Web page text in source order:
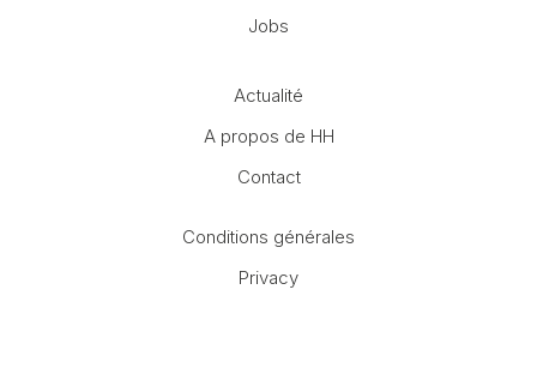
Jobs
Actualité
A propos de HH
Contact
Conditions générales
Privacy